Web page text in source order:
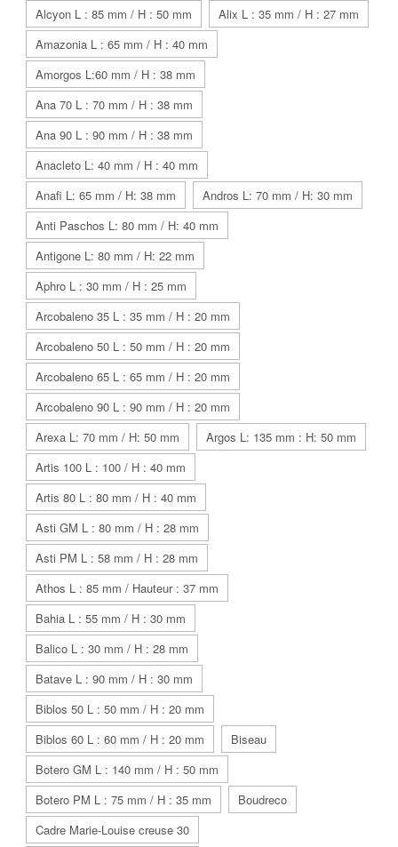
Alcyon L : 85 mm / H : 50 mm
Alix L : 35 mm / H : 27 mm
Amazonia L : 65 mm / H : 40 mm
Amorgos L:60 mm / H : 38 mm
Ana 70 L : 70 mm / H : 38 mm
Ana 90 L : 90 mm / H : 38 mm
Anacleto L: 40 mm / H : 40 mm
Anafi L: 65 mm / H: 38 mm
Andros L: 70 mm / H: 30 mm
Anti Paschos L: 80 mm / H: 40 mm
Antigone L: 80 mm / H: 22 mm
Aphro L : 30 mm / H : 25 mm
Arcobaleno 35 L : 35 mm / H : 20 mm
Arcobaleno 50 L : 50 mm / H : 20 mm
Arcobaleno 65 L : 65 mm / H : 20 mm
Arcobaleno 90 L : 90 mm / H : 20 mm
Arexa L: 70 mm / H: 50 mm
Argos L: 135 mm : H: 50 mm
Artis 100 L : 100 / H : 40 mm
Artis 80 L : 80 mm / H : 40 mm
Asti GM L : 80 mm / H : 28 mm
Asti PM L : 58 mm / H : 28 mm
Athos L : 85 mm / Hauteur : 37 mm
Bahia L : 55 mm / H : 30 mm
Balico L : 30 mm / H : 28 mm
Batave L : 90 mm / H : 30 mm
Biblos 50 L : 50 mm / H : 20 mm
Biblos 60 L : 60 mm / H : 20 mm
Biseau
Botero GM L : 140 mm / H : 50 mm
Botero PM L : 75 mm / H : 35 mm
Boudreco
Cadre Marie-Louise creuse 30